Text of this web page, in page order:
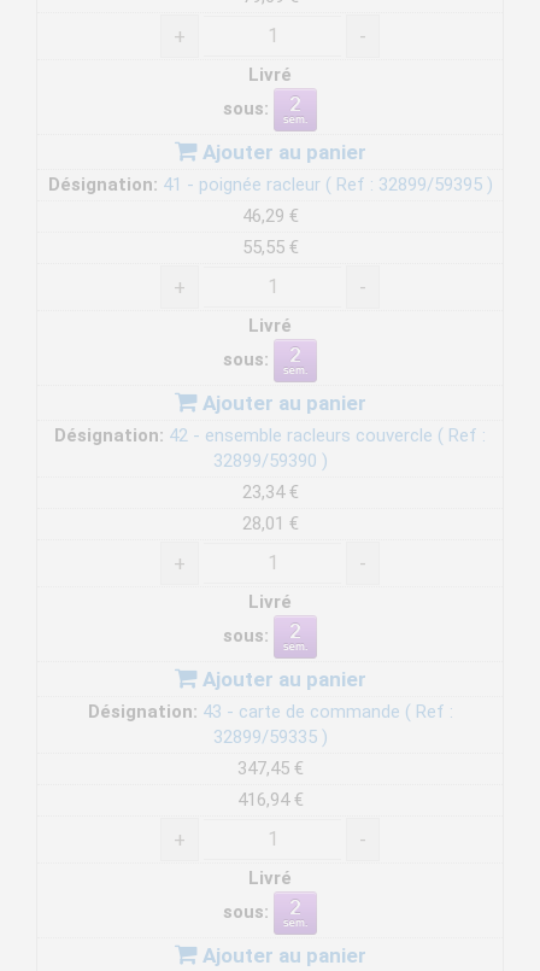
+ -
Livré
sous:
Ajouter au panier
Désignation: 41 - poignée racleur ( Ref : 32899/59395 )
46,29 €
55,55 €
+ -
Livré
sous:
Ajouter au panier
Désignation: 42 - ensemble racleurs couvercle ( Ref :
32899/59390 )
23,34 €
28,01 €
+ -
Livré
sous:
Ajouter au panier
Désignation: 43 - carte de commande ( Ref :
32899/59335 )
347,45 €
416,94 €
+ -
Livré
sous:
Ajouter au panier